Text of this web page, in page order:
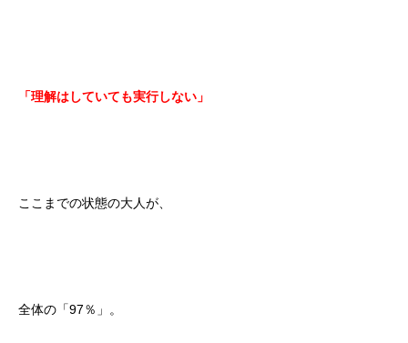
「理解はしていても実行しない」
ここまでの状態の大人が、
全体の「97％」。